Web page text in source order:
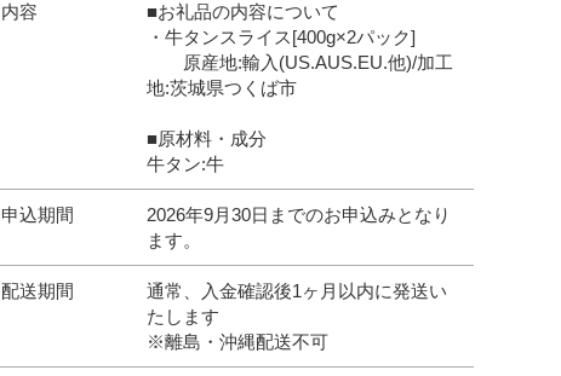
内容
■お礼品の内容について
・牛タンスライス[400g×2パック]
原産地:輸入(US.AUS.EU.他)/加工
地:茨城県つくば市
■原材料・成分
牛タン:牛
申込期間
2026年9月30日までのお申込みとなり
ます。
配送期間
通常、入金確認後1ヶ月以内に発送い
たします
※離島・沖縄配送不可